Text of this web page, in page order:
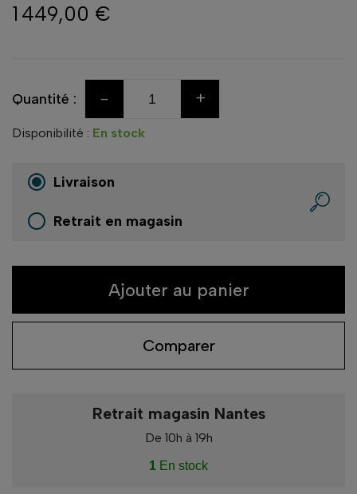
1 449,00 €
Quantité : - +
Disponibilité : En stock
Livraison
Retrait en magasin
Ajouter au panier
Comparer
Retrait magasin Nantes
De 10h à 19h
1 En stock